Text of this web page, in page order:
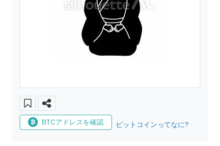
BTCアドレスを確認 ビットコインってなに?